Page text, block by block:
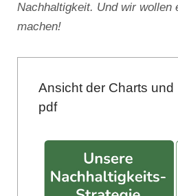
Nachhaltigkeit. Und wir wollen
machen!
Ansicht der Charts und
pdf